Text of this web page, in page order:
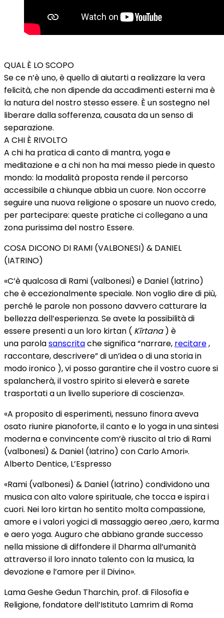
QUAL È LO SCOPO
Se ce n’è uno, è quello di aiutarti a realizzare la vera
felicità, che non dipende da accadimenti esterni ma è
la natura del nostro stesso essere. È un sostegno nel
liberare dalla sofferenza, causata da un senso di
separazione.
A CHI È RIVOLTO
A chi ha pratica di canto di mantra, yoga e
meditazione e a chi non ha mai messo piede in questo
mondo: la modalità proposta rende il percorso
accessibile a chiunque abbia un cuore. Non occorre
seguire una nuova religione o sposare un nuovo credo,
per partecipare: queste pratiche ci collegano a una
zona purissima del nostro Essere.
COSA DICONO DI RAMI (VALBONESI) & DANIEL
(IATRINO)
«C’è qualcosa di Rami (valbonesi) e Daniel (Iatrino)
che è eccezionalmente speciale. Non voglio dire di più,
perché le parole non possono davvero catturare la
bellezza dell’esperienza. Se avete la possibilità di
essere presenti a un loro kirtan ( Kīrtana) è
una parolasanscritache significa “narrare, recitare,
raccontare, descrivere” di un’idea o di una storia in
modo ironico ), vi posso garantire che il vostro cuore si
spalancherà, il vostro spirito si eleverà e sarete
trasportati a un livello superiore di coscienza».
«A proposito di esperimenti, nessuno finora aveva
osato riunire pianoforte, il canto e lo yoga in una sintesi
moderna e convincente com’è riuscito al trio di Rami
(valbonesi) & Daniel (Iatrino) con Carlo Amori».
Alberto Dentice, L’Espresso
«Rami (valbonesi) & Daniel (Iatrino) condividono una
musica con alto valore spirituale, che tocca e ispira i
cuori. Nei loro kirtan ho sentito molta compassione,
amore e i valori yogici di massaggio aereo ,aero, karma
e aero yoga. Auguro che abbiano grande successo
nella missione di diffondere il Dharma all’umanità
attraverso il loro innato talento con la musica, la
devozione e l’amore per il Divino».
Lama Geshe Gedun Tharchin, prof. di Filosofia e
Religione, fondatore dell’Istituto Lamrim di Roma